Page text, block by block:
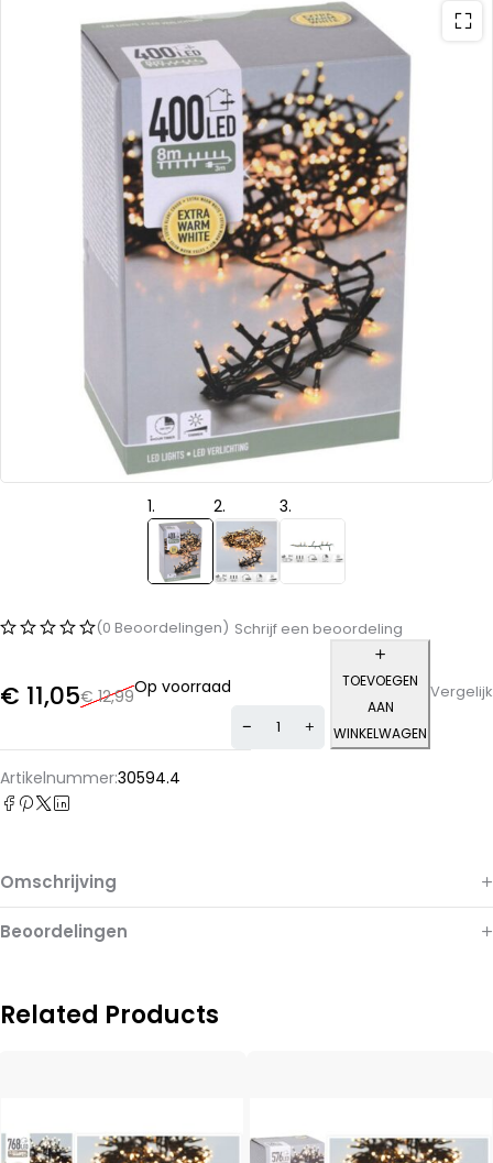
(0 Beoordelingen) Schrijf een beoordeling
€12,99
€ 11,05 Op voorraad
TOEVOEGEN
AAN
WINKELWAGEN
Vergelijk
Artikelnummer:30594.4
Omschrijving
Beoordelingen
Related Products